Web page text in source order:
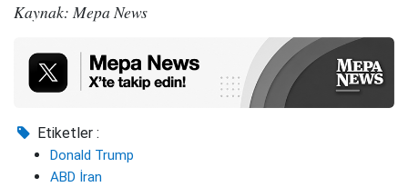
Kaynak: Mepa News
Etiketler :
Donald Trump
ABD İran